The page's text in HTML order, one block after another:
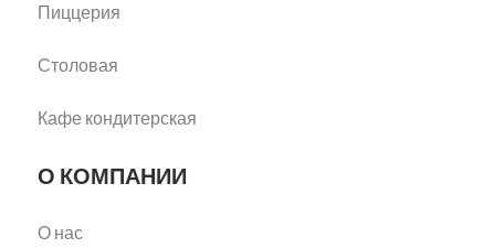
Пиццерия
Столовая
Кафе кондитерская
О КОМПАНИИ
О нас